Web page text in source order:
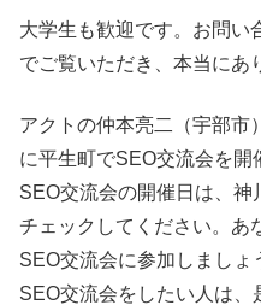
大学生も歓迎です。お問い
でご覧いただき、本当にあ
アクトの仲本亮二（宇部市
に平生町でSEO交流会を
SEO交流会の開催日は、
チェックしてください。あ
SEO交流会に参加しましょ
SEO交流会をしたい人は、